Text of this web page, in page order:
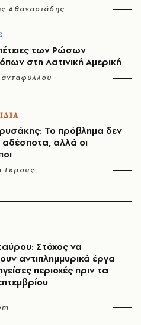
Αθανασιάδης
των Ρώσων
στη Λατινική Αμερική
Το πρόβλημα δεν
αδέσποτα, αλλά οι
Γκρους
Στόχος να
αντιπλημμυρικά έργα
περιοχές πριν τα